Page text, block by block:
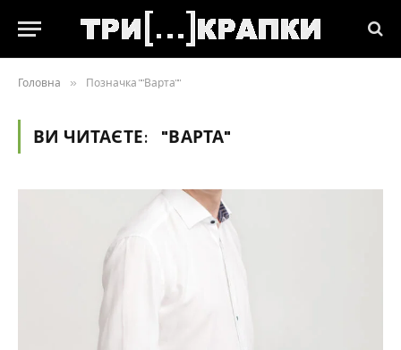
Головна » Позначка ""Варта""
ВИ ЧИТАЄТЕ: "ВАРТА"